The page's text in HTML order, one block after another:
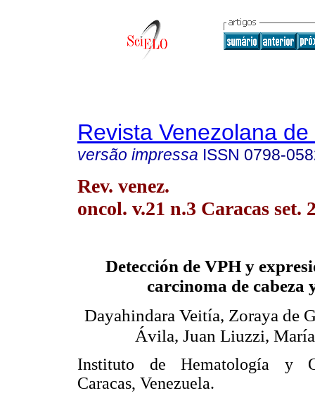
Revista Venezolana
versão impressa ISSN 0798-
Rev. venez.
oncol. v.21 n.3 Caracas set.
Detección de VPH y
carcinoma de cabeza
Dayahindara Veitía, Zoraya de
Ávila, Juan Liuzzi,
Instituto de Hematología y
Caracas, Venezuela.